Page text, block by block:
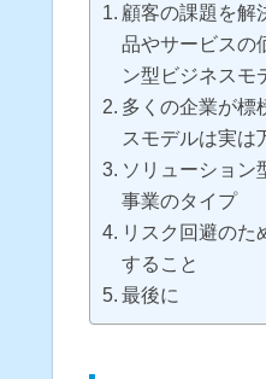
顧客の課題を解
品やサービスの
ン型ビジネスモ
多くの企業が標
スモデルは実は
ソリューション
事業のタイプ
リスク回避のた
すること
最後に